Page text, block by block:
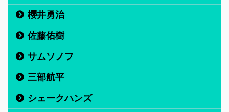
櫻井勇治
佐藤佑樹
サムソノフ
三部航平
シェークハンズ